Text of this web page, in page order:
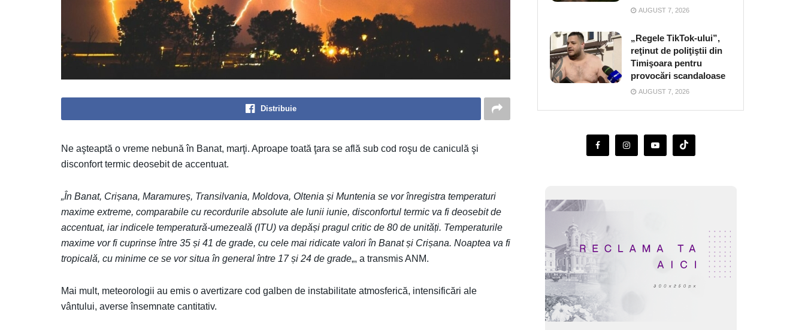
Distribuie
Ne aşteaptă o vreme nebună în Banat, marţi. Aproape toată ţara se află sub cod roşu de caniculă şi
disconfort termic deosebit de accentuat.
„În Banat, Crișana, Maramureș, Transilvania, Moldova, Oltenia și Muntenia se vor înregistra temperaturi
maxime extreme, comparabile cu recordurile absolute ale lunii iunie, disconfortul termic va fi deosebit de
accentuat, iar indicele temperatură-umezeală (ITU) va depăși pragul critic de 80 de unități. Temperaturile
maxime vor fi cuprinse între 35 și 41 de grade, cu cele mai ridicate valori în Banat și Crișana. Noaptea va fi
tropicală, cu minime ce se vor situa în general între 17 și 24 de grade„, a transmis ANM.
Mai mult, meteorologii au emis o avertizare cod galben de instabilitate atmosferică, intensificări ale
vântului, averse însemnate cantitativ.
AUGUST 7, 2026
„Regele TikTok-ului”,
reţinut de poliţiştii din
Timişoara pentru
provocări scandaloase
AUGUST 7, 2026